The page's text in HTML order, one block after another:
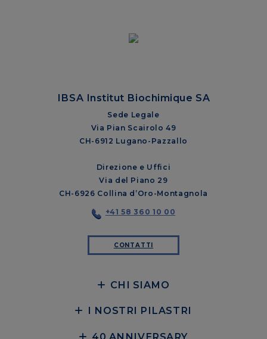
IBSA Institut Biochimique SA
Sede Legale
Via Pian Scairolo 49
CH-6912 Lugano-Pazzallo
Direzione e Uffici
Via del Piano 29
CH-6926 Collina d’Oro-Montagnola
+41 58 360 10 00
CONTATTI
CHI SIAMO
I NOSTRI PILASTRI
40 ANNIVERSARY